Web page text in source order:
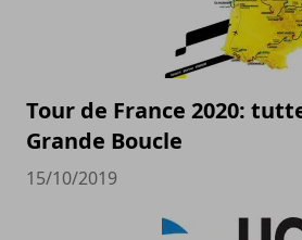
Tour de France 2020:
Grande Boucle
15/10/2019